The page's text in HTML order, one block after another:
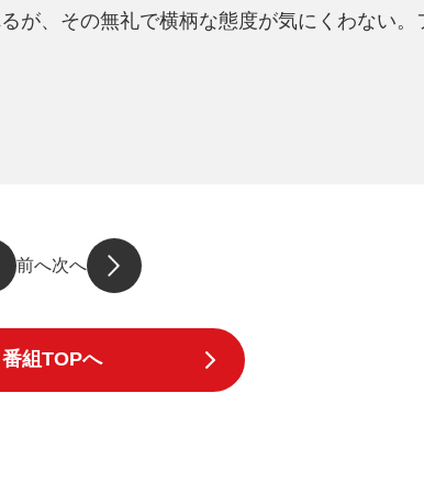
が、その無礼で横柄な態度が気にくわない。
前へ次へ
番組TOPへ